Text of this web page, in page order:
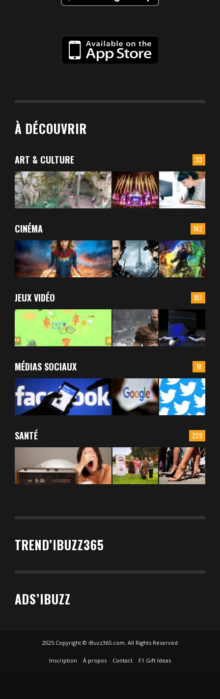
À DÉCOUVRIR
33
ART & CULTURE
142
CINÉMA
107
JEUX VIDÉO
18
MÉDIAS SOCIAUX
229
SANTÉ
TREND’IBUZZ365
ADS’IBUZZ
2025 Copyright © iBuzz365.com. All Rights Reserved
Inscription À propos Contact F1 Gift Ideas